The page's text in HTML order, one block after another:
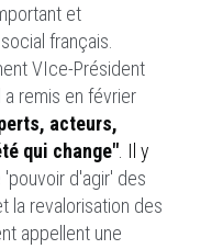
et
français.
VIce-Président
remis en février
acteurs,
qui change" . Il y
'pouvoir d'agir' des
la revalorisation des
appellent une